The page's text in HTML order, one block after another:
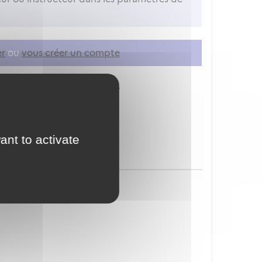
to activate
ou vous créer un compte
à vos services en ligne.